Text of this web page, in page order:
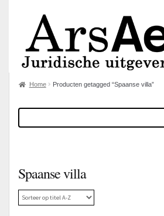
Home Producten getagged “Spaanse villa”
Spaanse villa